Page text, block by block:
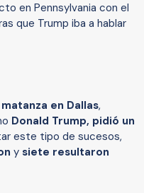
en Pennsylvania con el
que Trump iba a hablar
matanza en Dallas,
Donald Trump, pidió un
este tipo de sucesos,
y siete resultaron